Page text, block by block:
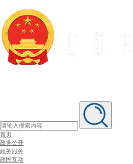
首页
政务公开
政务服务
政民互动